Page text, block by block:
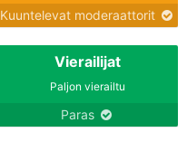
Kuuntelevat moderaattorit
Vierailijat
Paljon vierailtu
Paras